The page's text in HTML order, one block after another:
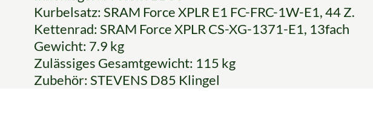
Kurbelsatz: SRAM Force XPLR E1 FC-FRC-1W-E1, 44 Z.
Kettenrad: SRAM Force XPLR CS-XG-1371-E1, 13fach
Gewicht: 7.9 kg
Zulässiges Gesamtgewicht: 115 kg
Zubehör: STEVENS D85 Klingel